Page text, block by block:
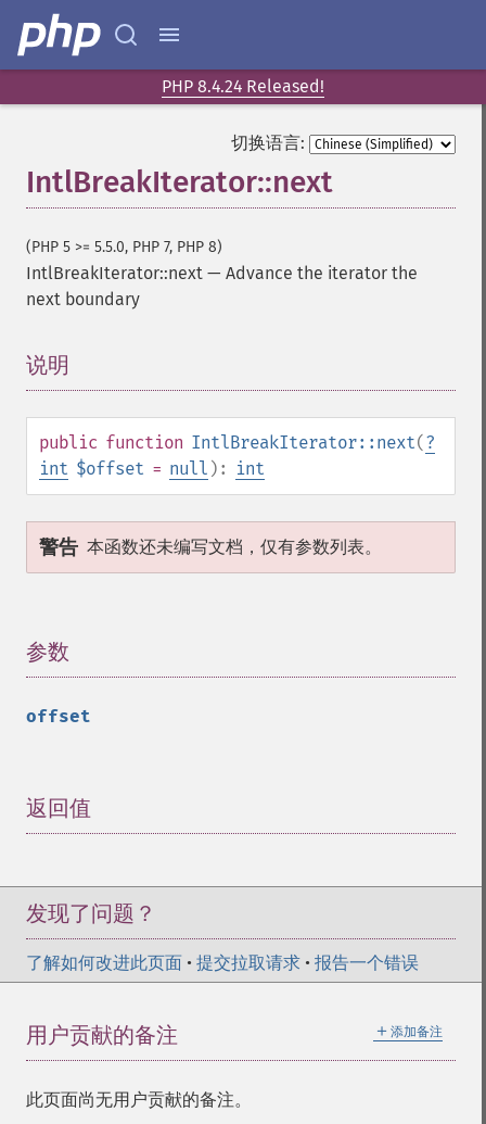
PHP 8.4.24 Released!
切换语言:
IntlBreakIterator::next
(PHP 5 >= 5.5.0, PHP 7, PHP 8)
IntlBreakIterator::next — Advance the iterator the
next boundary
说明
public function IntlBreakIterator::next(?
int $offset = null ): int
警告 本函数还未编写文档，仅有参数列表。
参数
offset
返回值
发现了问题？
了解如何改进此页面 • 提交拉取请求 • 报告一个错误
＋ 添加备注
用户贡献的备注
此页面尚无用户贡献的备注。